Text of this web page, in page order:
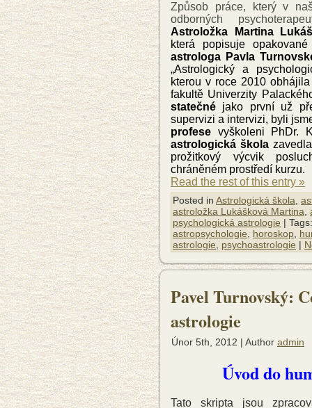
Způsob práce, který v
odborných
Astroložka Martina
která popisuje
astrologa Pavla
„Astrologický a
kterou v roce 2010
fakultě Univerzity
statečné jako první už
supervizi a intervizi, byli
profese vyškoleni PhDr.
astrologická škola
prožitkový výcvik
chráněném prostředí kurzu.
Read the rest of this entry »
Posted in Astrologická škola,
astroložka Lukášková Martina,
psychologická astrologie |
astropsychologie, horoskop,
astrologie, psychoastrologie |
Pavel Turnovský:
astrologie
Únor 5th, 2012 | Author admin
Úvod do
Tato skripta jsou